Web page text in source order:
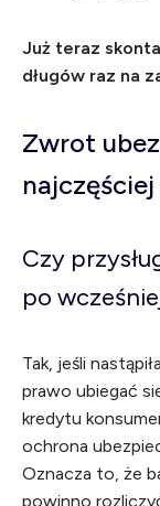
Już teraz
długów raz na
Zwrot
Czy
po
Tak, jeśli
prawo ubiegać
kredytu
ochrona
Oznacza to, że
powinno